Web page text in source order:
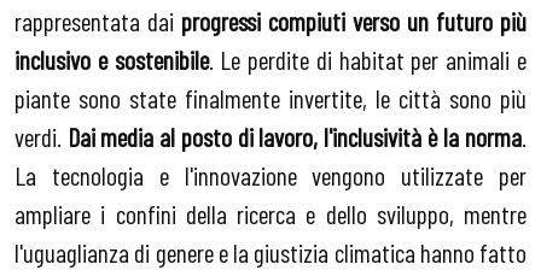
rappresentata dai progressi compiuti verso un futuro più
inclusivo e sostenibile. Le perdite di habitat per animali e
piante sono state finalmente invertite, le città sono più
verdi. Dai media al posto di lavoro, l'inclusività è la norma
La tecnologia e l'innovazione vengono utilizzate per
ampliare i confini della ricerca e dello sviluppo, mentre
l'uguaglianza di genere e la giustizia climatica hanno fatto